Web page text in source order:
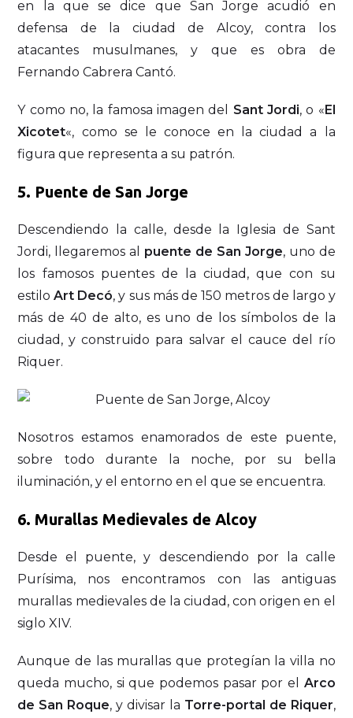
en la que se dice que San Jorge acudió en
defensa de la ciudad de Alcoy, contra los
atacantes musulmanes, y que es obra de
Fernando Cabrera Cantó.
Y como no, la famosa imagen del Sant Jordi, o « El
Xicotet«, como se le conoce en la ciudad a la
figura que representa a su patrón.
5. Puente de San Jorge
Descendiendo la calle, desde la Iglesia de Sant
Jordi, llegaremos al puente de San Jorge, uno de
los famosos puentes de la ciudad, que con su
estiloArt Decó, y sus más de 150 metros de largo y
más de 40 de alto, es uno de los símbolos de la
ciudad, y construido para salvar el cauce del río
Riquer.
Nosotros estamos enamorados de este puente,
sobre todo durante la noche, por su bella
iluminación, y el entorno en el que se encuentra.
6. Murallas Medievales de Alcoy
Desde el puente, y descendiendo por la calle
Purísima, nos encontramos con las antiguas
murallas medievales de la ciudad, con origen en el
siglo XIV.
Aunque de las murallas que protegían la villa no
queda mucho, si que podemos pasar por el Arco
de San Roque, y divisar la Torre-portal de Riquer,